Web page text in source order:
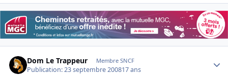
Dom Le Trappeur Membre SNCF
Publication:23 septembre 200817 ans